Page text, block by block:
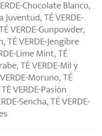
Chocolate Blanco,
Juventud, TÉ VERDE-
VERDE-Gunpowder,
TÉ VERDE-Jengibre
Lime Mint, TÉ
TÉ VERDE-Mil y
Moruno, TÉ
VERDE-Pasión
Sencha, TÉ VERDE-